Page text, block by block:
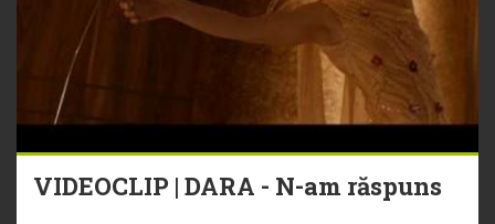
VIDEOCLIP | DARA - N-am răspuns